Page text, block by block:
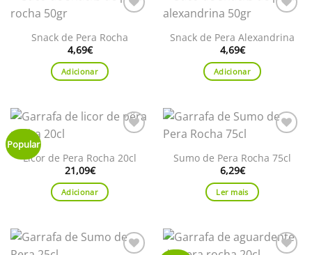
aos
favoritos
Snack de Pera Rocha
4,69€
Adicionar
aos
favoritos
Snack de Pera Alexandrina
4,69€
Adicionar
Popular
aos
favoritos
Licor de Pera Rocha 20cl
21,09€
Adicionar
aos
favoritos
Sumo de Pera Rocha 75cl
6,29€
Ler mais